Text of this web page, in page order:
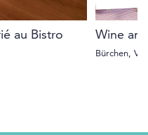
au Bistro
Wine
Bürchen, VS